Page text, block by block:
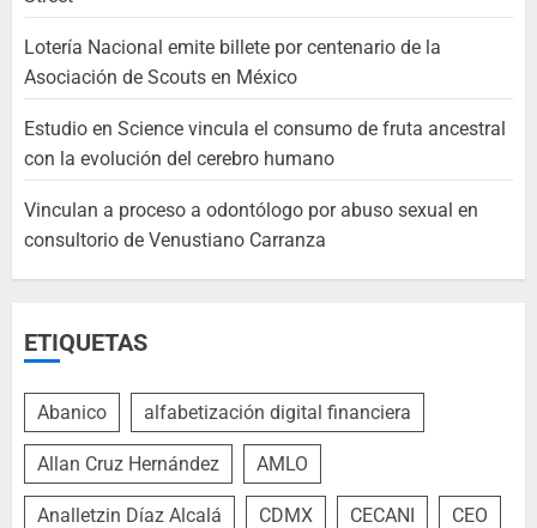
Lotería Nacional emite billete por centenario de la
Asociación de Scouts en México
Estudio en Science vincula el consumo de fruta ancestral
con la evolución del cerebro humano
Vinculan a proceso a odontólogo por abuso sexual en
consultorio de Venustiano Carranza
ETIQUETAS
Abanico alfabetización digital financiera
Allan Cruz Hernández AMLO
Analletzin Díaz Alcalá CDMX CECANI CEO